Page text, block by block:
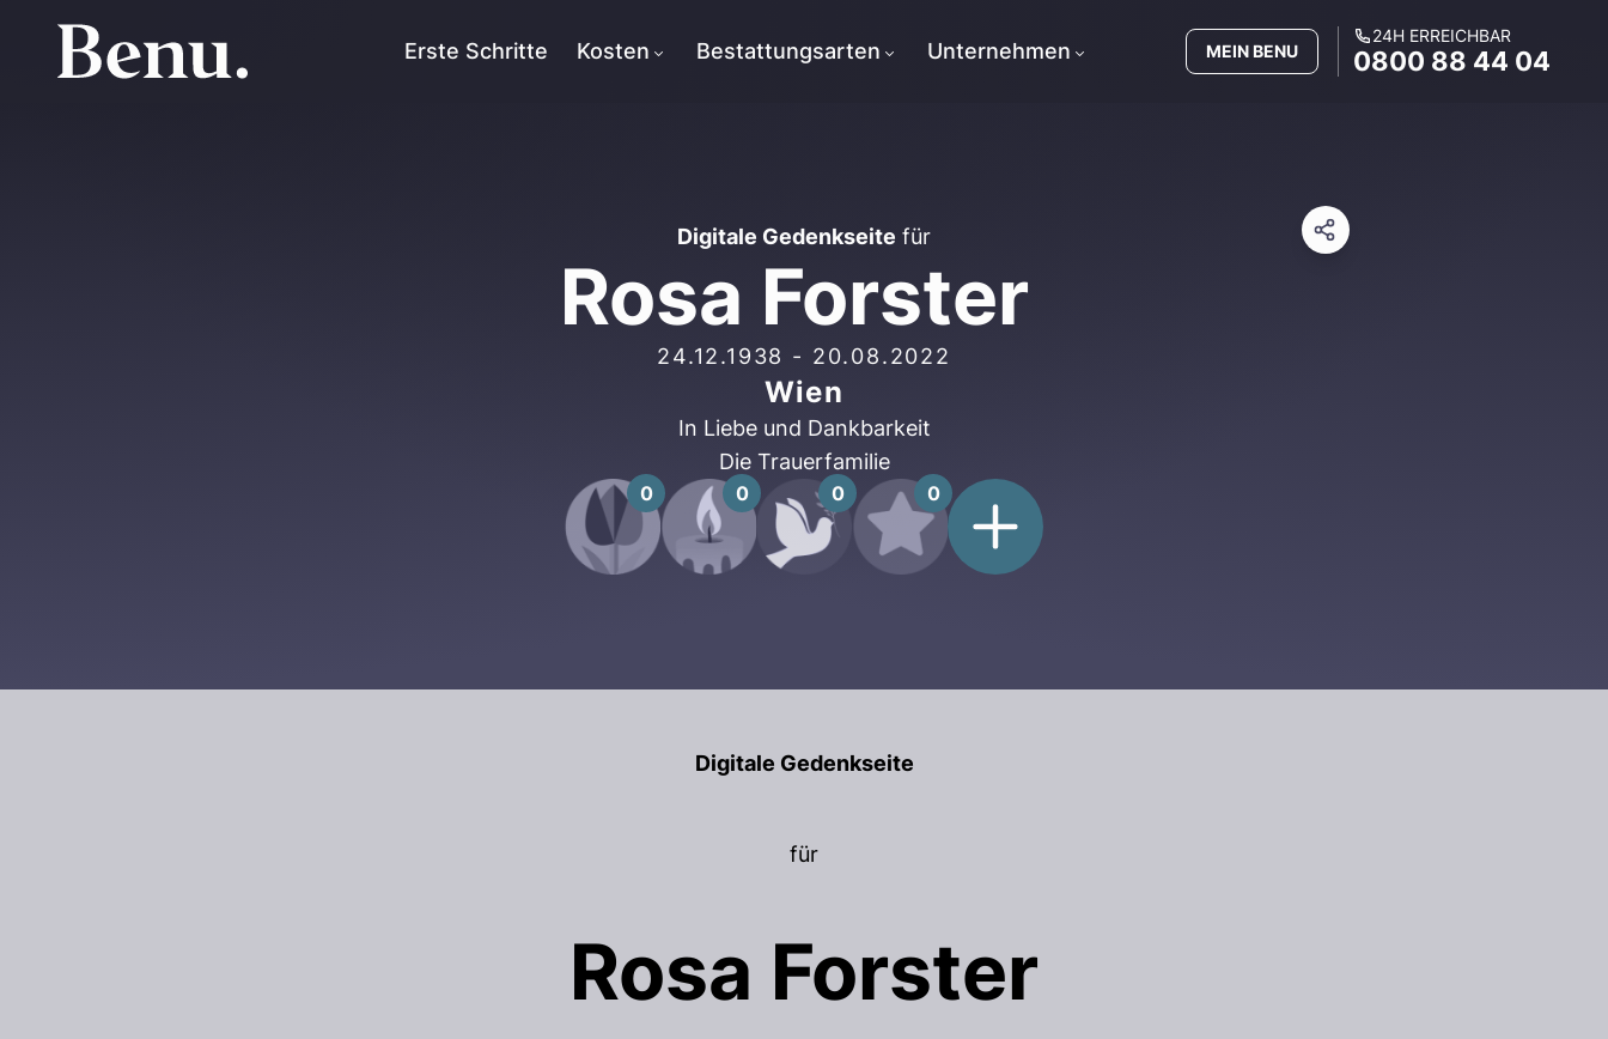
Erste Schritte Kosten Bestattungsarten Unternehmen MEIN BENU
24H ERREICHBAR
0800 88 44 04
Digitale Gedenkseite für
Rosa Forster
24.12.1938 - 20.08.2022
Wien
In Liebe und Dankbarkeit
Die Trauerfamilie
0 0 0 0
Digitale Gedenkseite
für
Rosa Forster